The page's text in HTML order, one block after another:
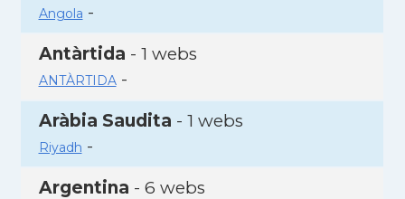
Angola -
Antàrtida - 1 webs
ANTÀRTIDA-
Aràbia Saudita - 1 webs
Riyadh -
Argentina - 6 webs